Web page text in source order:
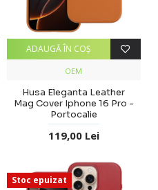
OEM
Husa Eleganta Leather
Mag Cover Iphone 16 Pro -
Portocalie
119,00 Lei
ADAUGĂ ÎN COŞ
Stoc epuizat